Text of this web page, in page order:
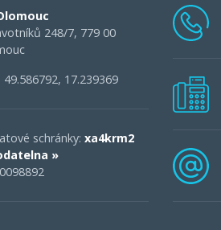
248/7, 779 00
49.586792, 17.239369
schránky: xa4krm2
»